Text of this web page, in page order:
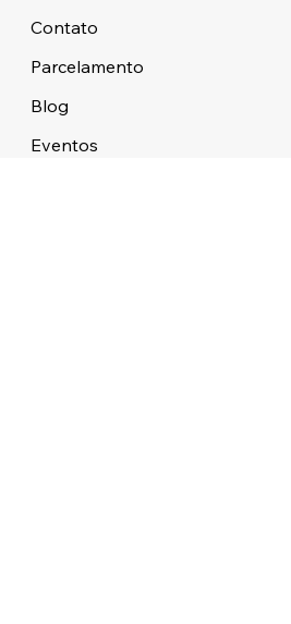
Contato
Parcelamento
Blog
Eventos